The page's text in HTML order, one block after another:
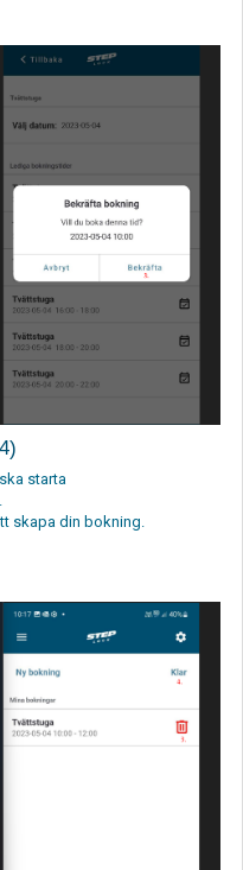
starta
skapa din bokning.